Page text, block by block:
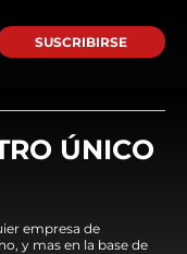
SUSCRIBIRSE
ÚNICO
empresa de
y mas en la base de